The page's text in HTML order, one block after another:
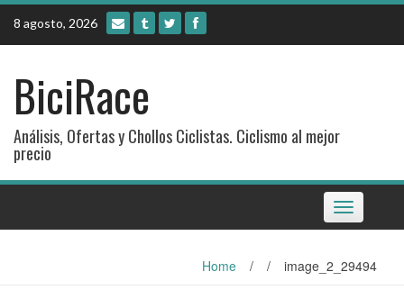
Skip
content
8 agosto, 2026
BiciRace
Análisis, Ofertas y Chollos Ciclistas. Ciclismo al mejor
precio
Toggle
navigation
Home / / image_2_29494